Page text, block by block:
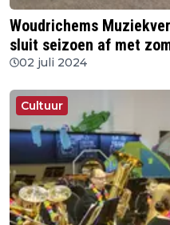
Woudrichems
sluit seizoen af met
02 juli 2024
Cultuur